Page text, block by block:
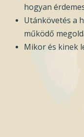
hogyan
Utánkövetés a
működő
Mikor és kinek